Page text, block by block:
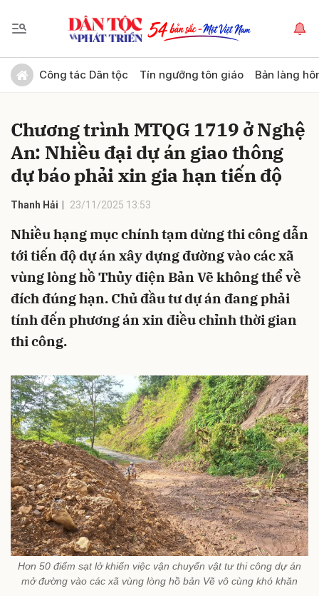
Công tác Dân tộc Tín ngưỡng tôn giáo Bản làng
Chương trình MTQG 1719 ở Nghệ
An: Nhiều đại dự án giao thông
dự báo phải xin gia hạn tiến độ
Thanh Hải 23/11/2025 13:53
Nhiều hạng mục chính tạm dừng thi công dẫn
tới tiến độ dự án xây dựng đường vào các xã
vùng lòng hồ Thủy điện Bản Vẽ không thể về
đích đúng hạn. Chủ đầu tư dự án đang phải
tính đến phương án xin điều chỉnh thời gian
thi công.
Hơn 50 điểm sạt lở khiến việc vận chuyển vật tư thi công dự án
mở đường vào các xã vùng lòng hồ bản Vẽ vô cùng khó khăn
Gửi bình luận